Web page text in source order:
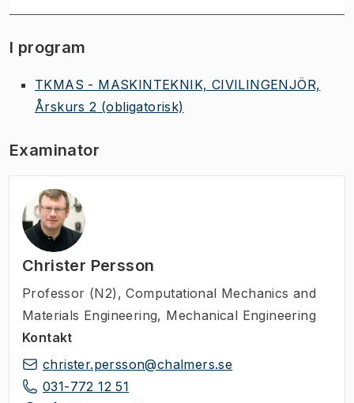
I program
TKMAS - MASKINTEKNIK, CIVILINGENJÖR,
Årskurs 2 (obligatorisk)
Examinator
Christer Persson
Professor (N2) , Computational Mechanics and
Materials Engineering, Mechanical Engineering
Kontakt
christer.persson@chalmers.se
031-772 12 51